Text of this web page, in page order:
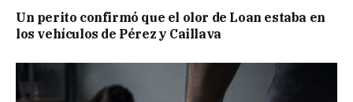
Un perito confirmó que el olor de Loan estaba en
los vehículos de Pérez y Caillava